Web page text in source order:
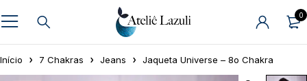
0
Início 7 Chakras Jeans Jaqueta Universe – 8o Chakra